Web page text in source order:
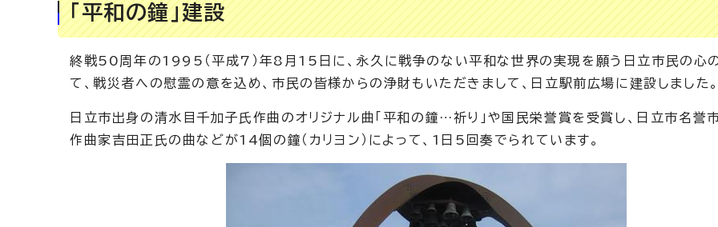
「平和の鐘」建設
終戦50周年の1995（平成7）年8月15日に、永久に戦争のない平和な世界の実現を願う日立市民の心
て、戦災者への慰霊の意を込め、市民の皆様からの浄財もいただきまして、日立駅前広場に建設しました。
日立市出身の清水目千加子氏作曲のオリジナル曲「平和の鐘…祈り」や国民栄誉賞を受賞し、日立市名誉
作曲家吉田正氏の曲などが14個の鐘（カリヨン）によって、1日5回奏でられています。